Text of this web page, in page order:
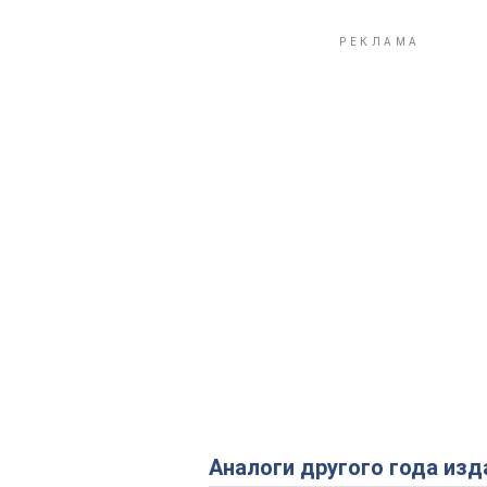
Аналоги другого года